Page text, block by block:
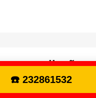
avaliação
☎️ 232861532